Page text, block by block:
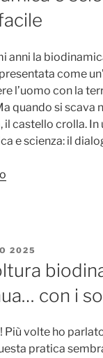
anni la
come
l’uomo con la
quando si scava
il castello crolla.
e scienza: il
miti
non
è
facile”
2025
con i
Più volte ho
pratica